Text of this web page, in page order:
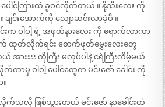
ပေါင်ကြားထဲ ခွဝင်လိုက်တယ် ။ နို့သီးလေး ကို
း ချင်းအောက်ကို လျောဆင်းလာခဲ့ပီ ။
ါင်းက ဝါဝါ့ ရဲ့ အဖုတ်နားလေး ကို ရောက်လာကာ
လိုက် ထုတ်လိုက်ရင်း စောက်ဖုတ်မွှေးလေးတွေ
ားးးး ကိုကြီး မလုပ်ပါနဲ့ ငရဲကြီးလိမ့်မယ်
ကာမှ ဝါဝါ့ ပေါင်တွေက မင်းဇော် ခေါင်း ကို
လို ဖြစ်သွားတယ် မင်းဇော် နှာခေါင်းထဲ